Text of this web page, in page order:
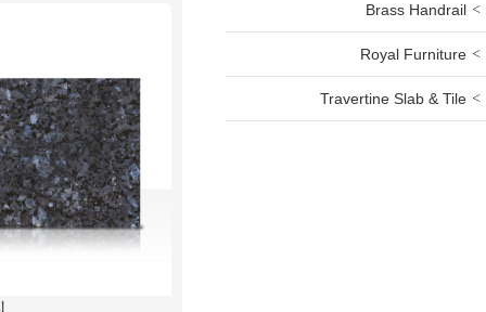
Brass Handrail
Royal Furniture
Travertine Slab & Tile